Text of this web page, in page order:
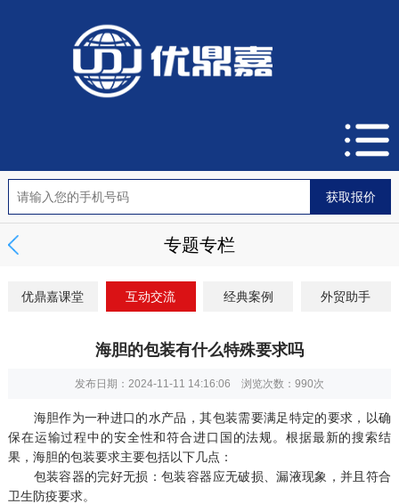
专题专栏
优鼎嘉课堂 互动交流 经典案例 外贸助手
海胆的包装有什么特殊要求吗
发布日期：2024-11-11 14:16:06 浏览次数： 990次
海胆作为一种进口的水产品，其包装需要满足特定的要求，以确
保在运输过程中的安全性和符合进口国的法规。根据最新的搜索结
果，海胆的包装要求主要包括以下几点：
包装容器的完好无损：包装容器应无破损、漏液现象，并且符合
卫生防疫要求。